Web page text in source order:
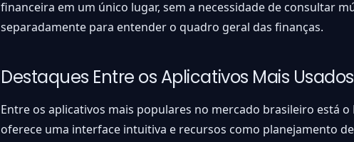
financeira em um único lugar, sem a necessidade de consultar
separadamente para entender o quadro geral das finanças.
Destaques Entre os Aplicativos Mais
Entre os aplicativos mais populares no mercado brasileiro está o
oferece uma interface intuitiva e recursos como planejamento